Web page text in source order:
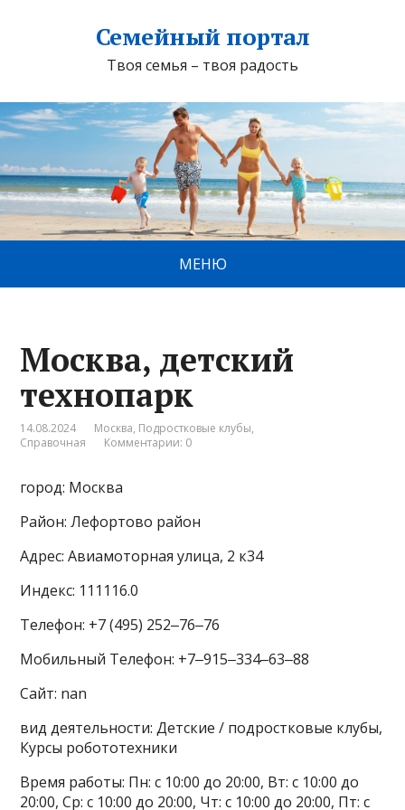
Семейный портал
Твоя семья – твоя радость
МЕНЮ
Москва, детский
технопарк
14.08.2024 Москва, Подростковые клубы,
Справочная
Комментарии: 0
город: Москва
Район: Лефортово район
Адрес: Авиамоторная улица, 2 к34
Индекс: 111116.0
Телефон: +7 (495) 252‒76‒76
Мобильный Телефон: +7‒915‒334‒63‒88
Сайт: nan
вид деятельности: Детские / подростковые клубы,
Курсы робототехники
Время работы: Пн: с 10:00 до 20:00, Вт: с 10:00 до
20:00, Ср: с 10:00 до 20:00, Чт: с 10:00 до 20:00, Пт: с